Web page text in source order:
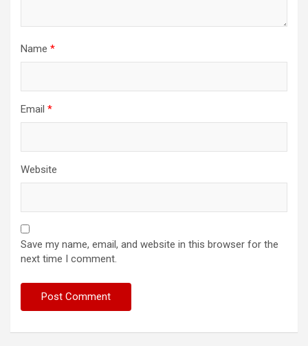
Name *
Email *
Website
Save my name, email, and website in this browser for the
next time I comment.